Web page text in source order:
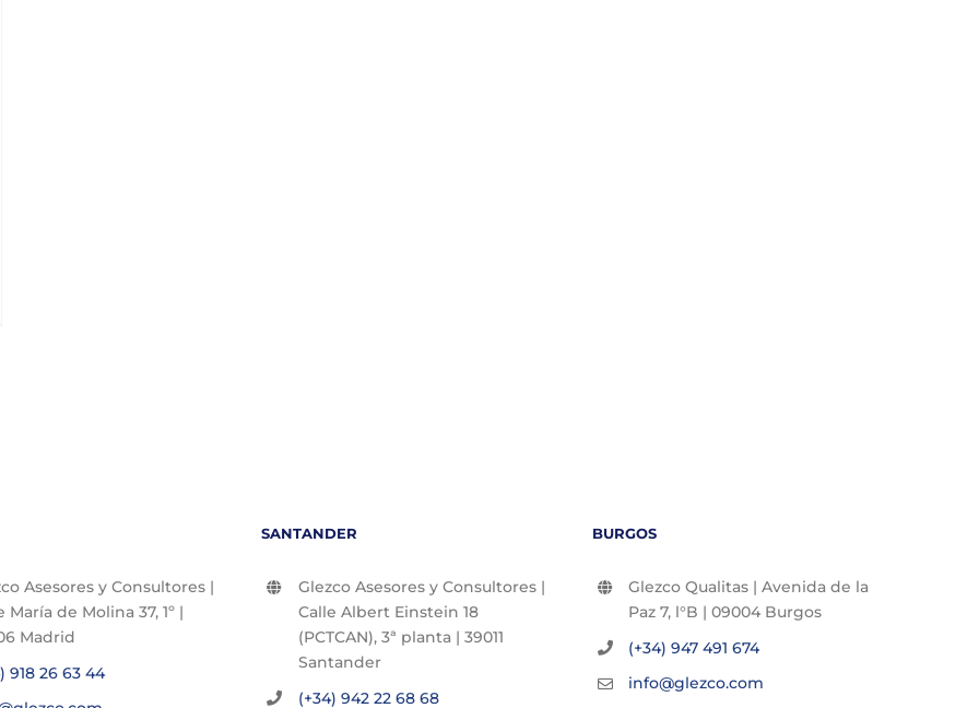
Asesores y Consultores |
María de Molina 37, 1º |
Madrid
918 26 63 44
SANTANDER
Glezco Asesores y Consultores |
Calle Albert Einstein 18
(PCTCAN), 3ª planta | 39011
Santander
(+34) 942 22 68 68
BURGOS
Glezco Qualitas | Avenida de la
Paz 7, l°B | 09004 Burgos
(+34) 947 491 674
info@glezco.com